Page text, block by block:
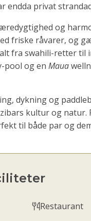
endda privat
og
friske råvarer, og
fra swahili-retter
pool og en Maua
dykning og
kultur og natur.
til både par og
Restaurant